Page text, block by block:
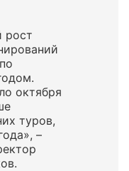
рост
октября
туров,
–